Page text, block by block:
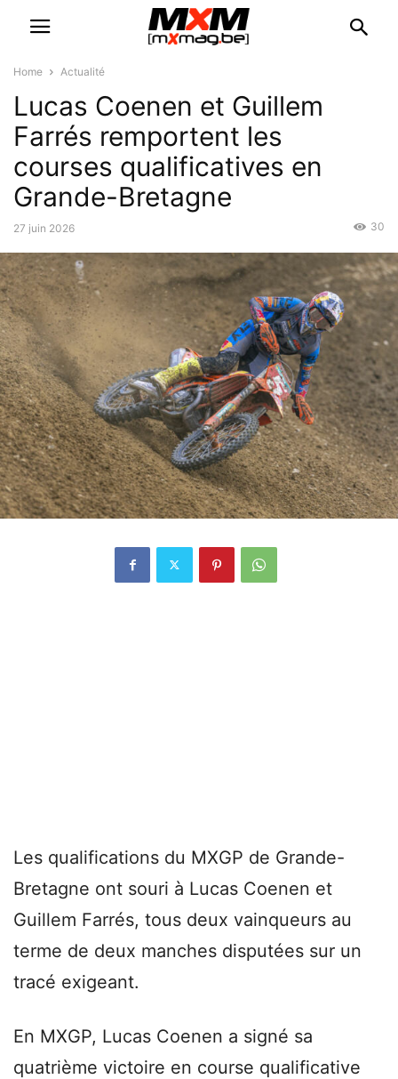
Home Actualité
Lucas Coenen et Guillem
Farrés remportent les
courses qualificatives en
Grande-Bretagne
27 juin 2026 30
Les qualifications du MXGP de Grande-
Bretagne ont souri à Lucas Coenen et
Guillem Farrés, tous deux vainqueurs au
terme de deux manches disputées sur un
tracé exigeant.
En MXGP, Lucas Coenen a signé sa
quatrième victoire en course qualificative